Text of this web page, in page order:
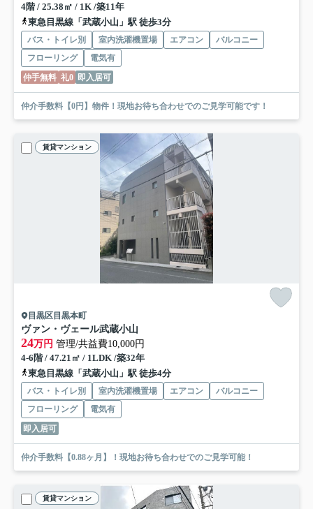
4階 / 25.38㎡ / 1K /築11年
東急目黒線「武蔵小山」駅 徒歩3分
バス・トイレ別 室内洗濯機置場 エアコン
バルコニー
フローリング
電気有
仲手無料 礼0 即入居可
仲介手数料【0円】物件！現地お待ち合わせでのご見学可能です！
賃貸マンション
目黒区目黒本町
ヴァン・ヴェール武蔵小山
24万円 管理/共益費10,000円
4-6階 / 47.21㎡ / 1LDK /築32年
東急目黒線「武蔵小山」駅 徒歩4分
バス・トイレ別 室内洗濯機置場 エアコン
バルコニー
フローリング
電気有
即入居可
仲介手数料【0.88ヶ月】！現地お待ち合わせでのご見学可能！
賃貸マンション